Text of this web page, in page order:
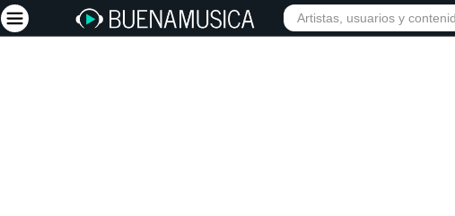
INICIO ARTISTAS RED